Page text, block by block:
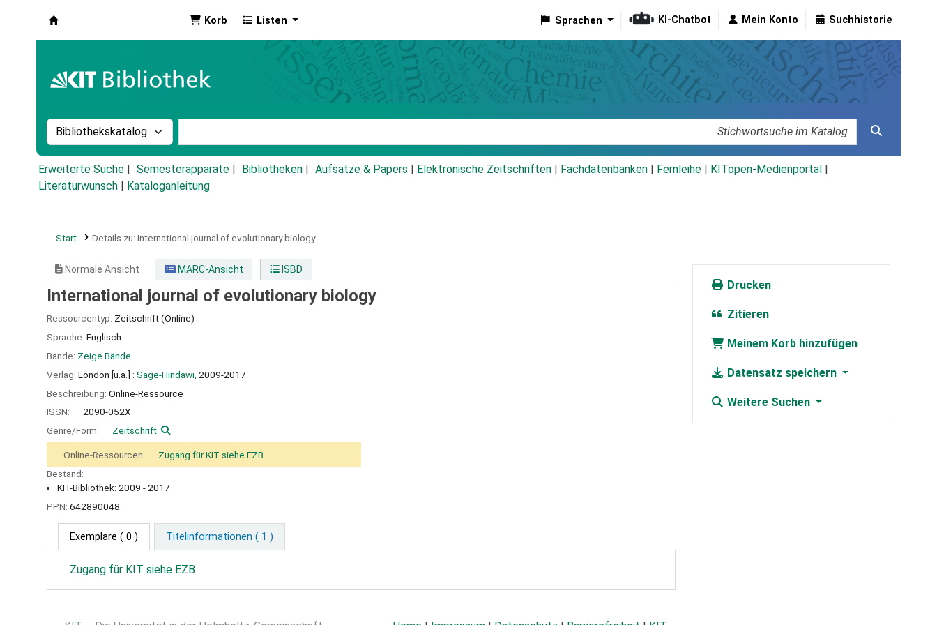
Korb Listen Sprachen KI-Chatbot Mein Konto Suchhistorie
Suche im Katalog nach:
Erweiterte Suche Semesterapparate Bibliotheken Aufsätze & Papers Elektronische Zeitschriften Fachdatenbanken Fernleihe KITopen-Medienportal
Literaturwunsch
Kataloganleitung
Start Details zu: International journal of evolutionary biology
Normale Ansicht MARC-Ansicht ISBD
International journal of evolutionary biology
Ressourcentyp: Zeitschrift (Online)
Sprache: Englisch
Bände: Zeige Bände
Verlag: London [u.a.] : Sage-Hindawi, 2009-2017
Beschreibung: Online-Ressource
ISSN:
2090-052X
Genre/Form:
Zeitschrift
Online-Ressourcen:
Zugang für KIT siehe EZB
Bestand:
KIT-Bibliothek: 2009 - 2017
PPN: 642890048
Exemplare ( 0 ) Titelinformationen ( 1 )
Zugang für KIT siehe EZB
Drucken
Zitieren
Meinem Korb hinzufügen
Datensatz speichern
Weitere Suchen